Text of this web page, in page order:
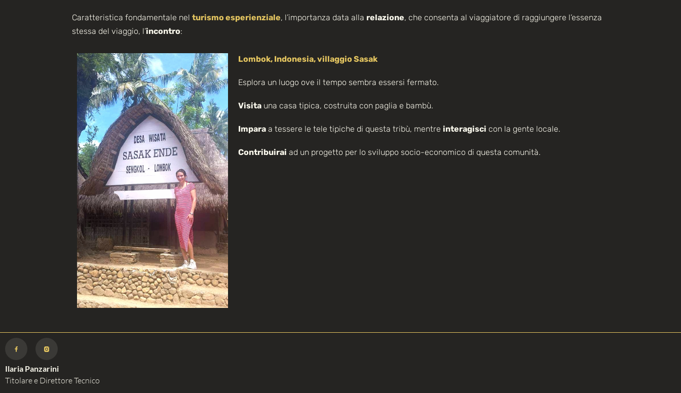
Caratteristica fondamentale nelturismo esperienziale, l’importanza data alla relazione, che consenta al viaggiatore di raggiungere l’essenza
stessa del viaggio, l’incontro:
Lombok, Indonesia, villaggio Sasak
Esplora un luogo ove il tempo sembra essersi fermato.
Visita una casa tipica, costruita con paglia e bambù.
Impara a tessere le tele tipiche di questa tribù, mentre interagisci con la gente locale.
Contribuirai ad un progetto per lo sviluppo socio-economico di questa comunità.
Ilaria Panzarini
Titolare e Direttore Tecnico